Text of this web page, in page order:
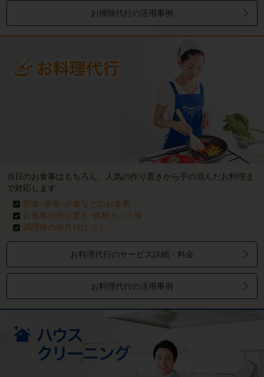
お掃除代行の活用事例
当日のお食事はもちろん、人気の作り置きから手の混んだお料理ま
で対応します
朝食･昼食･夕食などのお食事
お食事の作り置き･食材カット等
調理後の後片付け など
お料理代行のサービス詳細・料金
お料理代行の活用事例